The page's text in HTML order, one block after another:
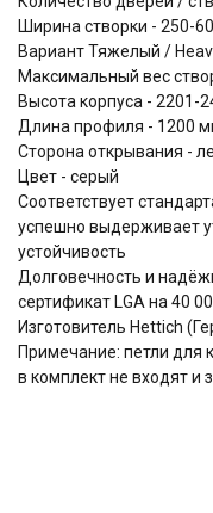
Ширина створки - 250-
Вариант Тяжелый /
Максимальный вес
Высота корпуса - 2201-
Длина профиля - 1200
Сторона открывания -
Цвет - серый
Соответствует
успешно выдерживает
устойчивость
Долговечность и
сертификат LGA на 40
Изготовитель Hettich
Примечание: петли для
в комплект не входят и